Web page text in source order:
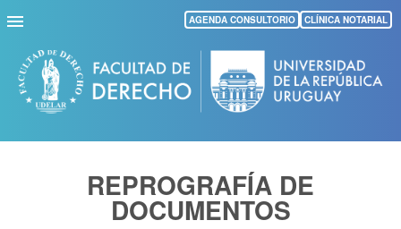
Pasar
al
contenido
principal
AGENDA CONSULTORIO CLÍNICA NOTARIAL
REPROGRAFÍA DE
DOCUMENTOS